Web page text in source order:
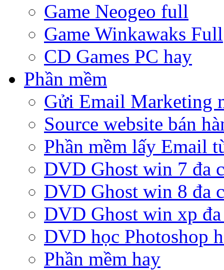
Game Neogeo full
Game Winkawaks Full
CD Games PC hay
Phần mềm
Gửi Email Marketing
Source website bán
Phần mềm lấy Email
DVD Ghost win 7 đa
DVD Ghost win 8 đa
DVD Ghost win xp
DVD học Photoshop
Phần mềm hay